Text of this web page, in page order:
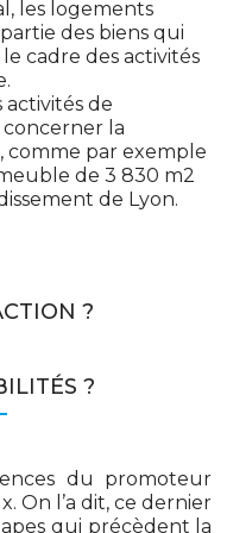
les logements
des biens qui
cadre des activités
activités de
la
par exemple
de 3 830 m2
de Lyon.
?
?
du promoteur
On l’a dit, ce dernier
qui précèdent la